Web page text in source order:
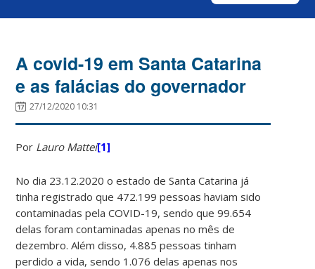
A covid-19 em Santa Catarina
e as falácias do governador
27/12/2020 10:31
Por Lauro Mattei[1]
No dia 23.12.2020 o estado de Santa Catarina já
tinha registrado que 472.199 pessoas haviam sido
contaminadas pela COVID-19, sendo que 99.654
delas foram contaminadas apenas no mês de
dezembro. Além disso, 4.885 pessoas tinham
perdido a vida, sendo 1.076 delas apenas nos